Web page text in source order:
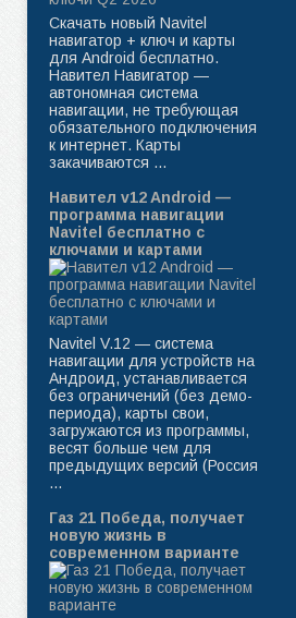
Скачать новый Navitel
навигатор + ключ и карты
для Android бесплатно.
Навител Навигатор —
автономная система
навигации, не требующая
обязательного подключения
к интернет. Карты
закачиваются ...
Навител v12 Android —
программа навигации
Navitel бесплатно с
ключами и картами
Navitel V.12 — система
навигации для устройств на
Андроид, устанавливается
без ограничений (без демо-
периода), карты свои,
загружаются из программы,
весят больше чем для
предыдущих версий (Россия
...
Газ 21 Победа, получает
новую жизнь в
современном варианте